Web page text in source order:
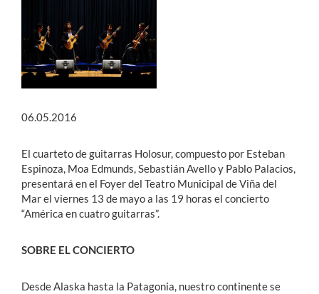
English
06.05.2016
El cuarteto de guitarras Holosur, compuesto por Esteban
Espinoza, Moa Edmunds, Sebastián Avello y Pablo Palacios,
presentará en el Foyer del Teatro Municipal de Viña del
Mar el viernes 13 de mayo a las 19 horas el concierto
“América en cuatro guitarras”.
SOBRE EL CONCIERTO
Desde Alaska hasta la Patagonia, nuestro continente se